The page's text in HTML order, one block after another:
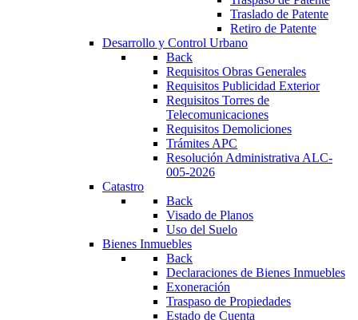
Traslado de Patente
Retiro de Patente
Desarrollo y Control Urbano
Back
Requisitos Obras Generales
Requisitos Publicidad Exterior
Requisitos Torres de
Telecomunicaciones
Requisitos Demoliciones
Trámites APC
Resolución Administrativa ALC-
005-2026
Catastro
Back
Visado de Planos
Uso del Suelo
Bienes Inmuebles
Back
Declaraciones de Bienes Inmuebles
Exoneración
Traspaso de Propiedades
Estado de Cuenta